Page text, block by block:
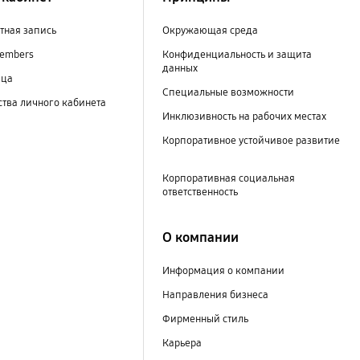
запись
личного кабинета
Окружающая среда
Конфиденциальность и защита
данных
Специальные возможности
Инклюзивность на рабочих местах
Корпоративное устойчивое развитие
Корпоративная социальная
ответственность
О компании
Информация о компании
Направления бизнеса
Фирменный стиль
Карьера